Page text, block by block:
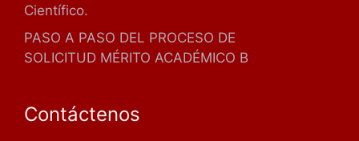
Científico.
PASO A PASO DEL PROCESO DE
SOLICITUD MÉRITO ACADÉMICO B
Contáctenos